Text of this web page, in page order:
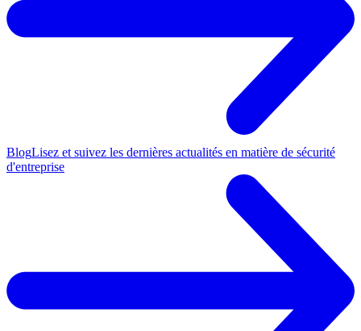
BlogLisez et suivez les dernières actualités en matière de sécurité
d'entreprise